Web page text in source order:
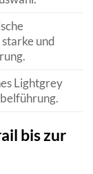
und
Lightgrey
bis zur